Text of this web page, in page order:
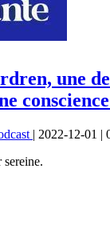
une
| 2022-12-01 |
sereine.